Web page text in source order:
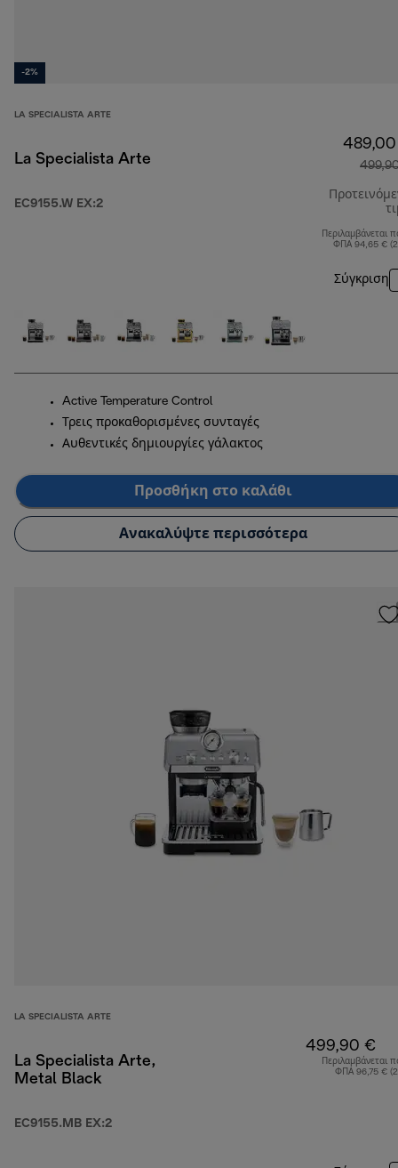
-2%
LA SPECIALISTA ARTE
La Specialista Arte
EC9155.W EX:2
Περιλαμβάνεται
ΦΠΑ 94,65 €
Σύγκριση
Active Temperature Control
Τρεις προκαθορισμένες συνταγές
Αυθεντικές δημιουργίες γάλακτος
Προσθήκη στο καλάθι
Ανακαλύψτε περισσότερα
LA SPECIALISTA ARTE
La Specialista Arte,
Metal Black
EC9155.MB EX:2
499,90 €
Περιλαμβάνεται
ΦΠΑ 96,75 €